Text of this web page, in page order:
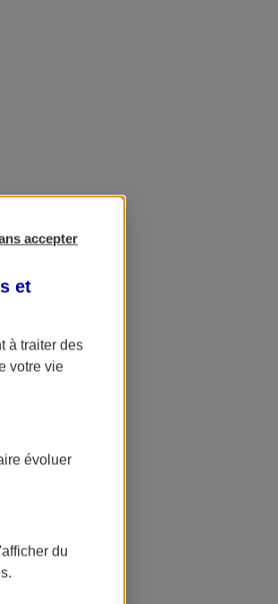
accepter
et
à traiter des
votre vie
évoluer
du